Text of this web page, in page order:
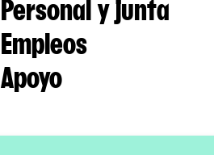
Empleos
Apoyo